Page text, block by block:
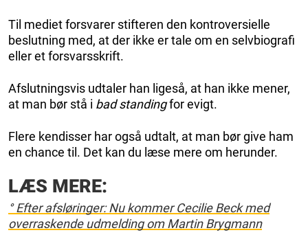
Til mediet forsvarer stifteren den kontroversielle
beslutning med, at der ikke er tale om en selvbiografi
eller et forsvarsskrift.
Afslutningsvis udtaler han ligeså, at han ikke mener,
at man bør stå i bad standingfor evigt.
Flere kendisser har også udtalt, at man bør give ham
en chance til. Det kan du læse mere om herunder.
LÆS MERE:
° Efter afsløringer: Nu kommer Cecilie Beck med
overraskende udmelding om Martin Brygmann